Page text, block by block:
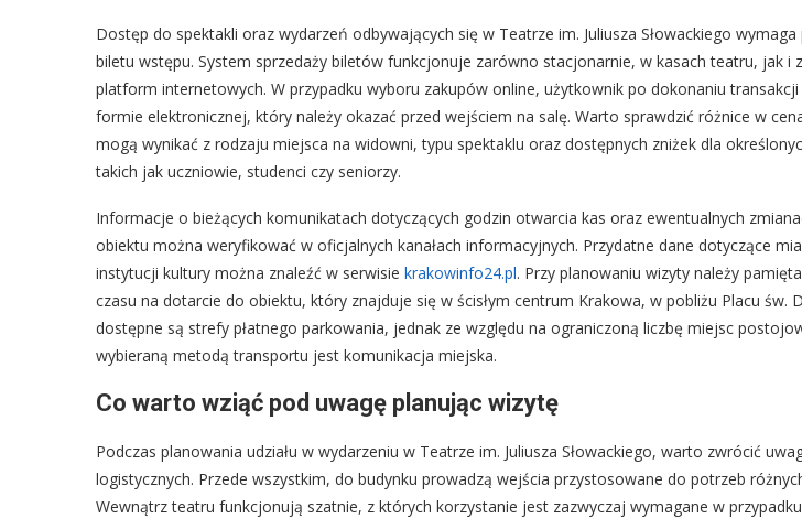
Dostęp do spektakli oraz wydarzeń odbywających się w Teatrze im. Juliusza Słowackiego
biletu wstępu. System sprzedaży biletów funkcjonuje zarówno stacjonarnie, w kasach teatru, jak i
platform internetowych. W przypadku wyboru zakupów online, użytkownik po dokonaniu
formie elektronicznej, który należy okazać przed wejściem na salę. Warto sprawdzić różnice w
mogą wynikać z rodzaju miejsca na widowni, typu spektaklu oraz dostępnych zniżek dla
takich jak uczniowie, studenci czy seniorzy.
Informacje o bieżących komunikatach dotyczących godzin otwarcia kas oraz ewentualnych
obiektu można weryfikować w oficjalnych kanałach informacyjnych. Przydatne dane dotyczące
instytucji kultury można znaleźć w serwisie krakowinfo24.pl. Przy planowaniu wizyty należy
czasu na dotarcie do obiektu, który znajduje się w ścisłym centrum Krakowa, w pobliżu Placu św.
dostępne są strefy płatnego parkowania, jednak ze względu na ograniczoną liczbę miejsc
wybieraną metodą transportu jest komunikacja miejska.
Co warto wziąć pod uwagę planując wizytę
Podczas planowania udziału w wydarzeniu w Teatrze im. Juliusza Słowackiego, warto zwrócić
logistycznych. Przede wszystkim, do budynku prowadzą wejścia przystosowane do potrzeb
Wewnątrz teatru funkcjonują szatnie, z których korzystanie jest zazwyczaj wymagane w